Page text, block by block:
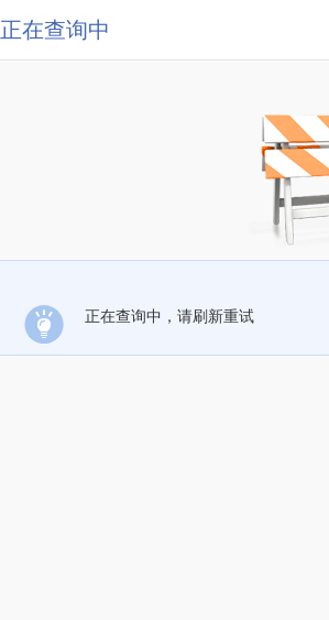
正在查询中
正在查询中，请刷新重试